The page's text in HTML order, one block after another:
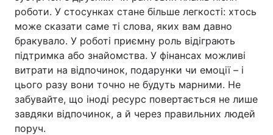
роботи. У стосунках стане більше легкості: хтось
може сказати саме ті слова, яких вам давно
бракувало. У роботі приємну роль відіграють
підтримка або знайомства. У фінансах можливі
витрати на відпочинок, подарунки чи емоції – і
цього разу вони точно не будуть марними. Не
забувайте, що іноді ресурс повертається не лише
завдяки відпочинок, а й через правильних людей
поруч.